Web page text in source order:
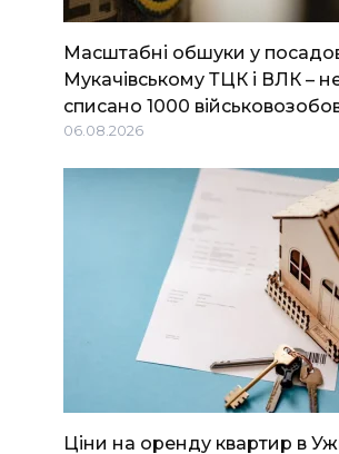
Масштабні обшуки у
Мукачівському ТЦК і ВЛК –
списано 1000
06.08.2026
Ціни на оренду квартир в